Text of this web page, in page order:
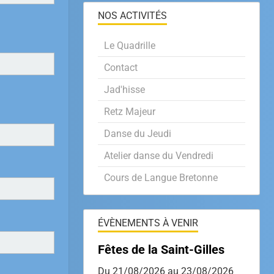
NOS ACTIVITÉS
Le Quadrille
Contact
Jad'hisse
Retz Majeur
Danse du Jeudi
Atelier danse du Vendredi
Cours de Langue Bretonne
ÉVÈNEMENTS À VENIR
Fêtes de la Saint-Gilles
Du 21/08/2026 au 23/08/2026